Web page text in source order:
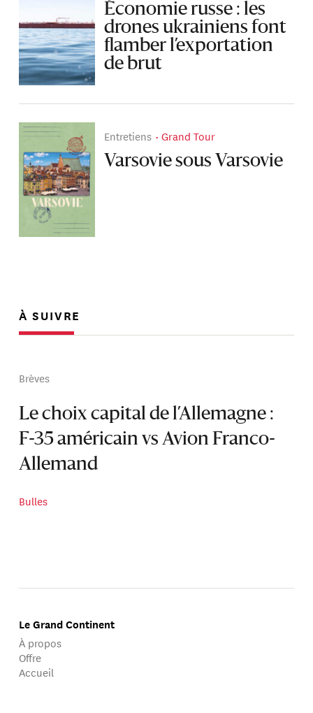
Économie russe : les
drones ukrainiens font
flamber l’exportation
de brut
Entretiens Grand Tour
Varsovie sous Varsovie
À SUIVRE
Brèves
Le choix capital de l’Allemagne :
F-35 américain vs Avion Franco-
Allemand
Bulles
Le Grand Continent
À propos
Offre
Accueil